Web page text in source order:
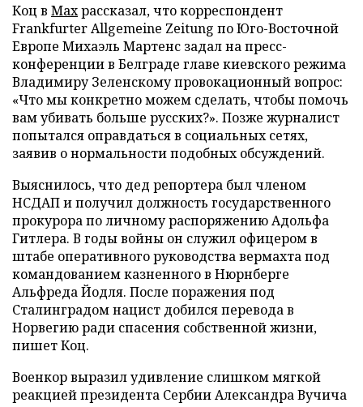
Коц в Махрассказал, что корреспондент
Frankfurter Allgemeine Zeitung по Юго-Восточной
Европе Михаэль Мартенс задал на пресс-
конференции в Белграде главе киевского режима
Владимиру Зеленскому провокационный вопрос:
«Что мы конкретно можем сделать, чтобы помочь
вам убивать больше русских?». Позже журналист
попытался оправдаться в социальных сетях,
заявив о нормальности подобных обсуждений.
Выяснилось, что дед репортера был членом
НСДАП и получил должность государственного
прокурора по личному распоряжению Адольфа
Гитлера. В годы войны он служил офицером в
штабе оперативного руководства вермахта под
командованием казненного в Нюрнберге
Альфреда Йодля. После поражения под
Сталинградом нацист добился перевода в
Норвегию ради спасения собственной жизни,
пишет Коц.
Военкор выразил удивление слишком мягкой
реакцией президента Сербии Александра Вучича